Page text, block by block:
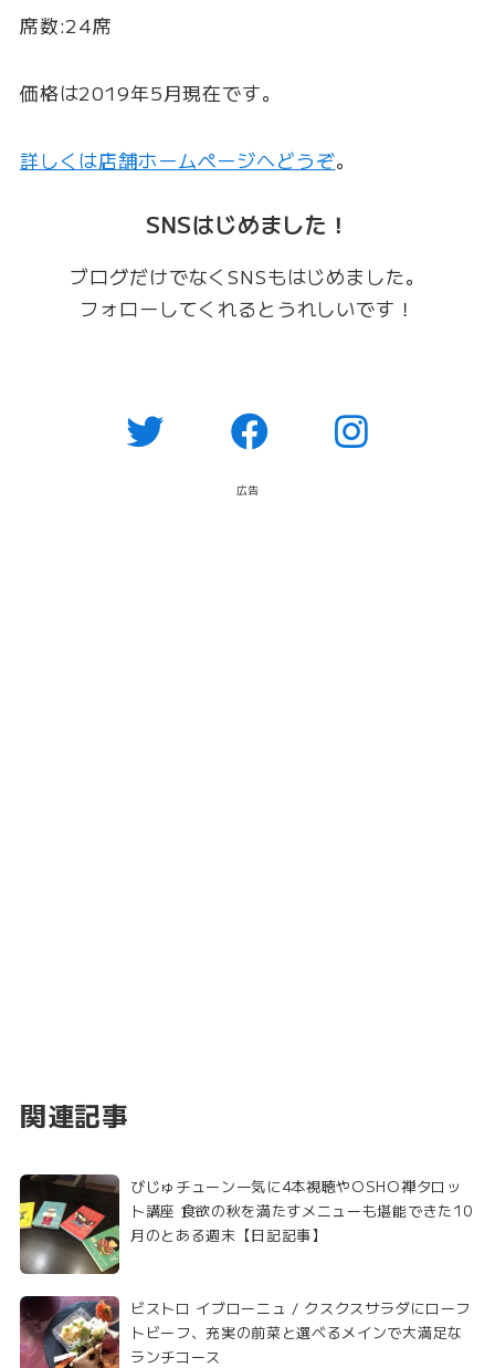
席数:24席
価格は2019年5月現在です。
詳しくは店舗ホームページへどうぞ。
SNSはじめました！
ブログだけでなくSNSもはじめました。
フォローしてくれるとうれしいです！
広告
関連記事
びじゅチューン一気に4本視聴やOSHO禅タロッ
ト講座 食欲の秋を満たすメニューも堪能できた10
月のとある週末【日記記事】
ビストロ イブローニュ / クスクスサラダにローフ
トビーフ、充実の前菜と選べるメインで大満足な
ランチコース